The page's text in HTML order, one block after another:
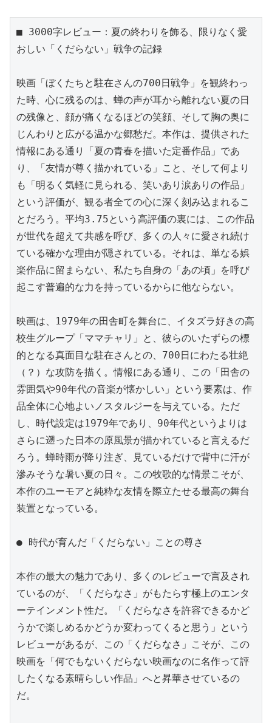
■ 3000字レビュー：夏の終わりを飾る、限りなく愛
おしい「くだらない」戦争の記録
映画「ぼくたちと駐在さんの700日戦争」を観終わっ
た時、心に残るのは、蝉の声が耳から離れない夏の日
の残像と、顔が痛くなるほどの笑顔、そして胸の奥に
じんわりと広がる温かな郷愁だ。本作は、提供された
情報にある通り「夏の青春を描いた定番作品」であ
り、「友情が尊く描かれている」こと、そして何より
も「明るく気軽に見られる、笑いあり涙ありの作品」
という評価が、観る者全ての心に深く刻み込まれるこ
とだろう。平均3.75という高評価の裏には、この作品
が世代を超えて共感を呼び、多くの人々に愛され続け
ている確かな理由が隠されている。それは、単なる娯
楽作品に留まらない、私たち自身の「あの頃」を呼び
起こす普遍的な力を持っているからに他ならない。
映画は、1979年の田舎町を舞台に、イタズラ好きの高
校生グループ「ママチャリ」と、彼らのいたずらの標
的となる真面目な駐在さんとの、700日にわたる壮絶
（？）な攻防を描く。情報にある通り、この「田舎の
雰囲気や90年代の音楽が懐かしい」という要素は、作
品全体に心地よいノスタルジーを与えている。ただ
し、時代設定は1979年であり、90年代というよりは
さらに遡った日本の原風景が描かれていると言えるだ
ろう。蝉時雨が降り注ぎ、見ているだけで背中に汗が
滲みそうな暑い夏の日々。この牧歌的な情景こそが、
本作のユーモアと純粋な友情を際立たせる最高の舞台
装置となっている。
● 時代が育んだ「くだらない」ことの尊さ
本作の最大の魅力であり、多くのレビューで言及され
ているのが、「くだらなさ」がもたらす極上のエンタ
ーテインメント性だ。「くだらなさを許容できるかど
うかで楽しめるかどうか変わってくると思う」という
レビューがあるが、この「くだらなさ」こそが、この
映画を「何でもないくだらない映画なのに名作って評
したくなる素晴らしい作品」へと昇華させているの
だ。